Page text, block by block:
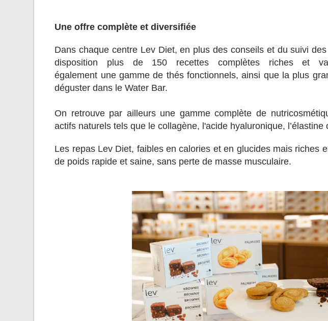
Une offre complète et diversifiée
Dans chaque centre Lev Diet, en plus des conseils et du suivi
disposition plus de 150 recettes complètes riches et
également une gamme de thés fonctionnels, ainsi que la plus
déguster dans le Water Bar.
On retrouve par ailleurs une gamme complète de
actifs naturels tels que le collagène, l'acide hyaluronique, l’élastine
Les repas Lev Diet, faibles en calories et en glucides mais riches
de poids rapide et saine, sans perte de masse musculaire.